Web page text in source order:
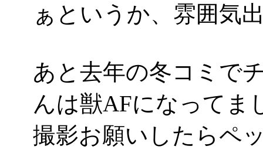
ぁというか、雰囲気
あと去年の冬コミで
んは獣AFになってま
撮影お願いしたらペ